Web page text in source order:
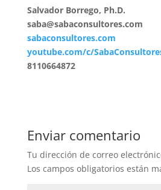
Salvador Borrego, Ph.D.
saba@sabaconsultores.com
sabaconsultores.com
youtube.com/c/
8110664872
Enviar comentario
Tu dirección de correo
Los campos obligatorios están